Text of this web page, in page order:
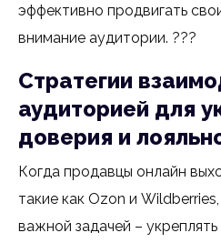
эффективно продвигать
внимание аудитории. ???
Стратегии
аудиторией для
доверия и
Когда продавцы онлайн
такие как Ozon и
важной задачей –